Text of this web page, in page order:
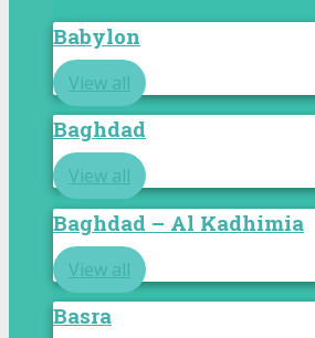
Babylon
View all
Baghdad
View all
Baghdad – Al Kadhimia
View all
Basra